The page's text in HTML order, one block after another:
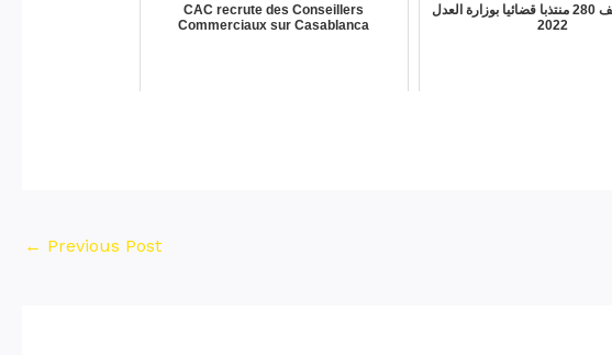
CAC recrute des Conseillers
Commerciaux sur Casablanca
مباراة توظيف 280 منتذبا قضائيا بوزارة العدل
2022
← Previous Post